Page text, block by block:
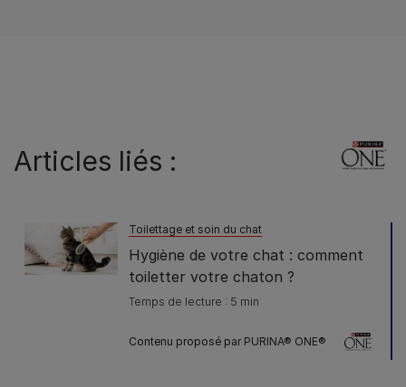
Articles liés :
Toilettage et soin du chat
Hygiène de votre chat : comment
toiletter votre chaton ?
Temps de lecture : 5 min
Contenu proposé par PURINA® ONE®